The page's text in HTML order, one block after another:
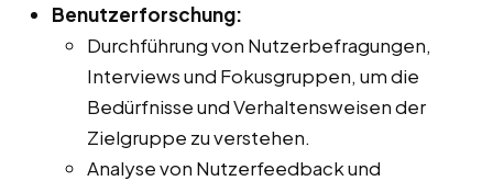
Benutzerforschung:
Durchführung von Nutzerbefragungen,
Interviews und Fokusgruppen, um die
Bedürfnisse und Verhaltensweisen der
Zielgruppe zu verstehen.
Analyse von Nutzerfeedback und